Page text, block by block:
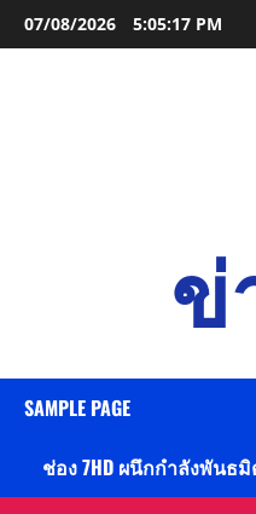
Skip
to
07/08/2026 5:05:18 PM
ข่
SAMPLE PAGE
ช่อง 7HD ผนึกกำลังพันธมิต